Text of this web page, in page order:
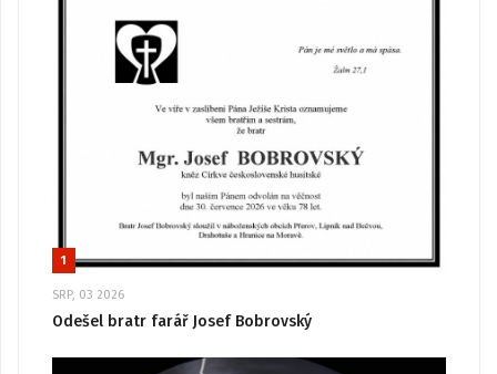
1
SRP, 03 2026
Odešel bratr farář Josef Bobrovský